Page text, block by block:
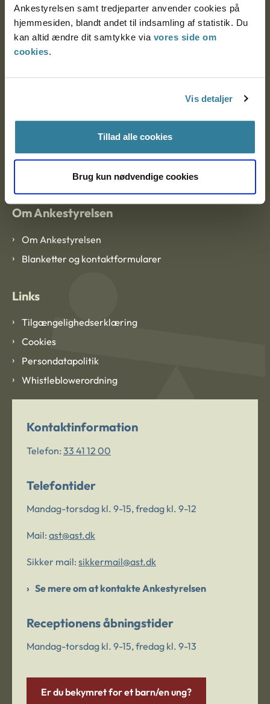
Ankestyrelsen samt tredjeparter anvender cookies på
hjemmesiden, blandt andet til indsamling af statistik. Du
kan altid ændre dit samtykke via vores side om
cookies.
Vis detaljer
Tillad alle cookies
Brug kun nødvendige cookies
Nytorv 7, 2. sal
9000 Aalborg
EAN: 57 98 000 35 48 21
Om Ankestyrelsen
Om Ankestyrelsen
Blanketter og kontaktformularer
Links
Tilgængelighedserklæring
Cookies
Persondatapolitik
Whistleblowerordning
Kontaktinformation
Telefon: 33 41 12 00
Telefontider
Mandag-torsdag kl. 9-15, fredag kl. 9-12
Mail: ast@ast.dk
Sikker mail: sikkermail@ast.dk
Se mere om at kontakte Ankestyrelsen
Receptionens åbningstider
Mandag-torsdag kl. 9-15, fredag kl. 9-13
Er du bekymret for et barn/en ung?